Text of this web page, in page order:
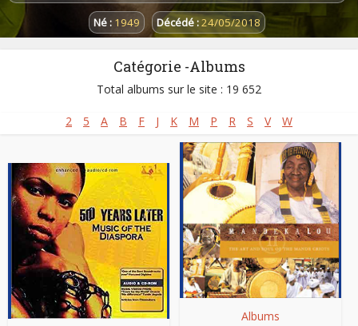
Né : 1949 Décédé :24/05/2018
Catégorie -Albums
Total albums sur le site : 19 652
2 5 A B F J K M P R S V W
Albums